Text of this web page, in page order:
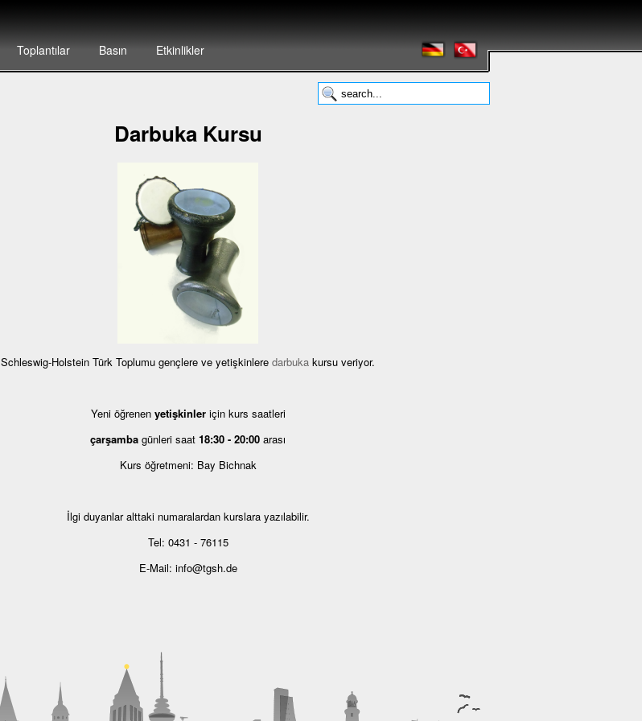
Toplantılar Basın Etkinlikler
Darbuka Kursu
Schleswig-Holstein Türk Toplumu gençlere ve yetişkinlere darbuka kursu veriyor.
Yeni öğrenen yetişkinler için kurs saatleri
çarşamba günleri saat 18:30 - 20:00 arası
Kurs öğretmeni: Bay Bichnak
İlgi duyanlar alttaki numaralardan kurslara yazılabilir.
Tel: 0431 - 76115
E-Mail: info@tgsh.de